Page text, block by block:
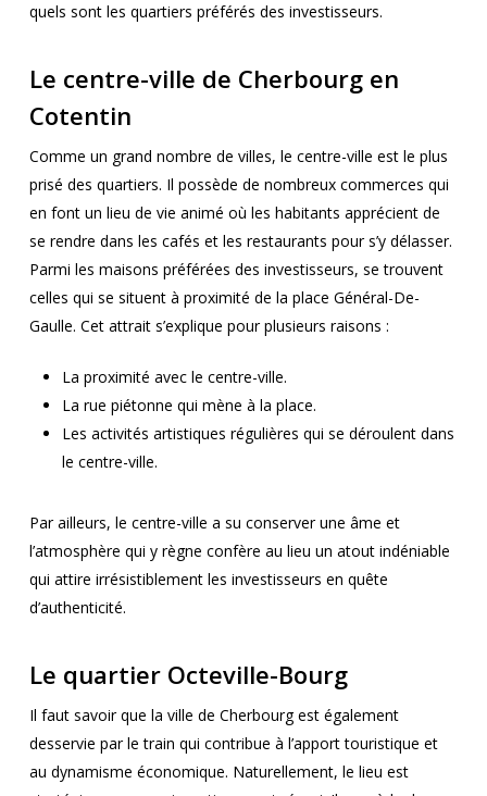
quels sont les quartiers préférés des investisseurs.
Le centre-ville de Cherbourg en
Cotentin
Comme un grand nombre de villes, le centre-ville est le plus
prisé des quartiers. Il possède de nombreux commerces qui
en font un lieu de vie animé où les habitants apprécient de
se rendre dans les cafés et les restaurants pour s’y délasser.
Parmi les maisons préférées des investisseurs, se trouvent
celles qui se situent à proximité de la place Général-De-
Gaulle. Cet attrait s’explique pour plusieurs raisons :
La proximité avec le centre-ville.
La rue piétonne qui mène à la place.
Les activités artistiques régulières qui se déroulent dans
le centre-ville.
Par ailleurs, le centre-ville a su conserver une âme et
l’atmosphère qui y règne confère au lieu un atout indéniable
qui attire irrésistiblement les investisseurs en quête
d’authenticité.
Le quartier Octeville-Bourg
Il faut savoir que la ville de Cherbourg est également
desservie par le train qui contribue à l’apport touristique et
au dynamisme économique. Naturellement, le lieu est